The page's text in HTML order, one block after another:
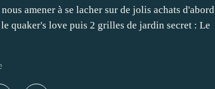
amener à se lacher sur de jolis achats d'abord
quaker's love puis 2 grilles de jardin secret : Le